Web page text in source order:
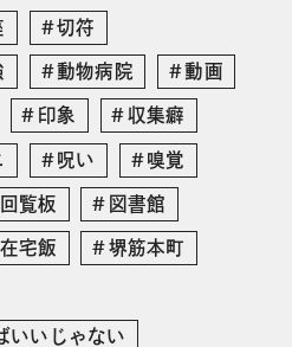
切符
動物病院 動画
印象 収集癖
呪い 嗅覚
回覧板 図書館
在宅飯 堺筋本町
いいじゃない